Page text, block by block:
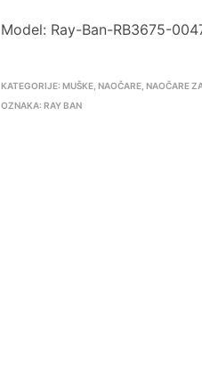
Model: Ray-Ban-RB3675-
KATEGORIJE:MUŠKE ,NAOČARE ,NAOČARE
OZNAKA:RAY BAN